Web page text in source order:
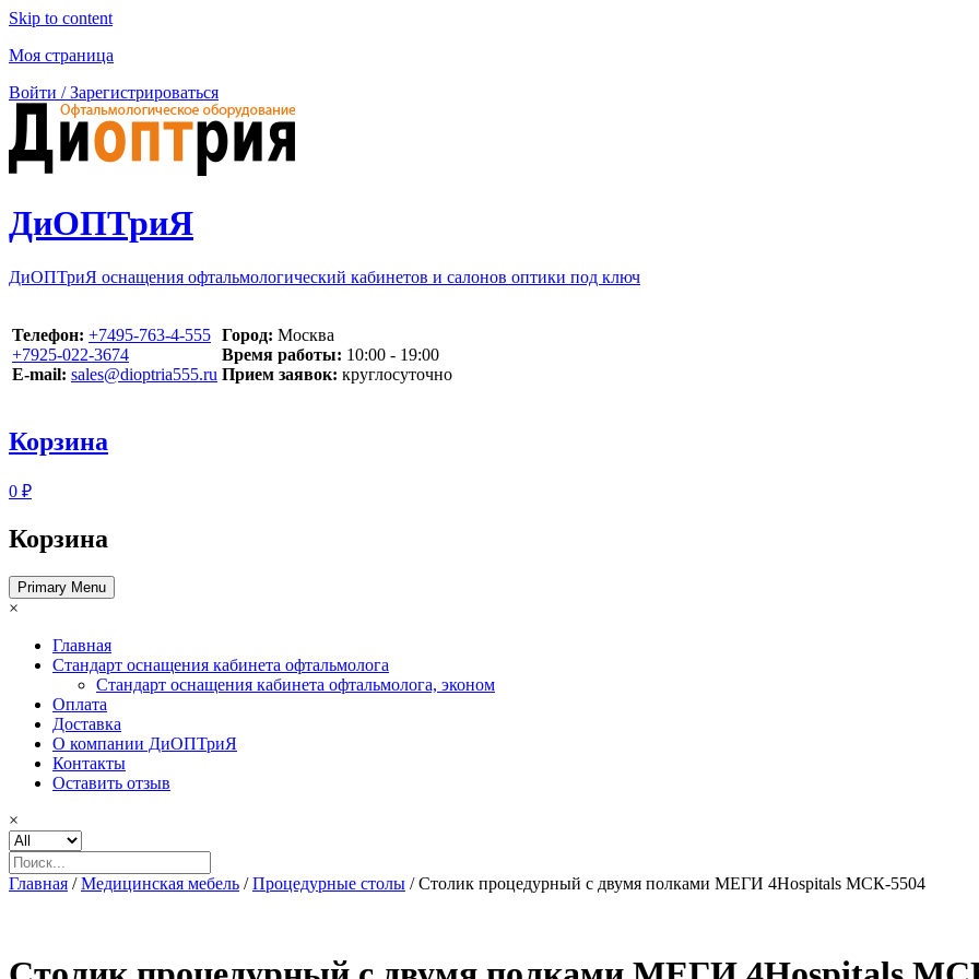
Skip to content
Моя страница
Войти / Зарегистрироваться
ДиОПТриЯ
ДиОПТриЯ оснащения офтальмологический кабинетов и салонов оптики под ключ
Телефон: ‪+7495-763-4-555‬
‪+7925-022-3674‬
E-mail: sales@dioptria555.ru
Город: Москва
Время работы: 10:00 - 19:00
Прием заявок: круглосуточно
Корзина
0 ₽
Корзина
Primary Menu
×
Главная
Стандарт оснащения кабинета офтальмолога
Стандарт оснащения кабинета офтальмолога, эконом
Оплата
Доставка
О компании ДиОПТриЯ
Контакты
Оставить отзыв
×
Главная /Медицинская мебель /Процедурные столы / Столик процедурный с двумя полками МЕГИ 4Hospitals МСК-5504